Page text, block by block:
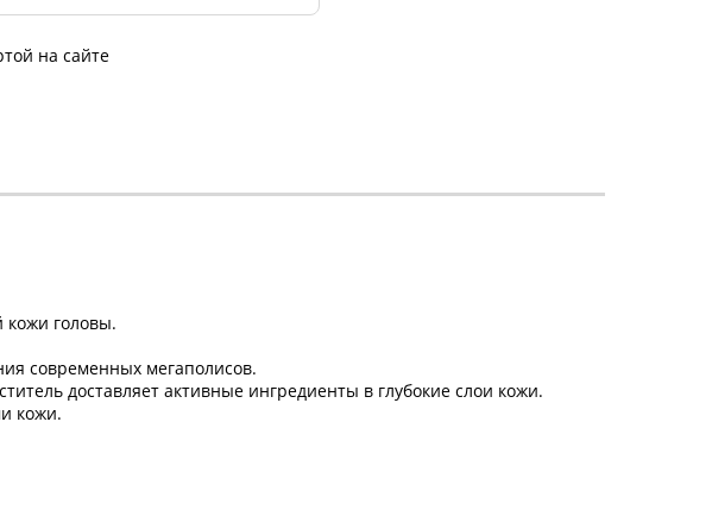
на сайте
кожи головы.
современных мегаполисов.
доставляет активные ингредиенты в глубокие слои кожи.
кожи.